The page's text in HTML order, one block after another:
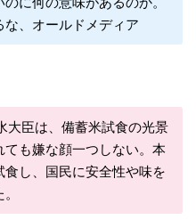
な、オールドメディア
大臣は、備蓄米試食の光景
ても嫌な顔一つしない。本
し、国民に安全性や味を